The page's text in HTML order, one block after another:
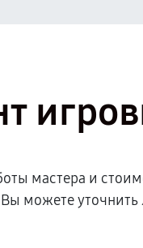
мастера и
Вы можете